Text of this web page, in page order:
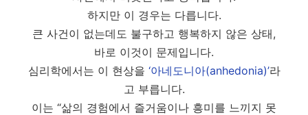
하지만 이 경우는 다릅니다.
큰 사건이 없는데도 불구하고 행복하지 않은 상태,
바로 이것이 문제입니다.
심리학에서는 이 현상을 ‘아네도니아(anhedonia)’라
고 부릅니다.
이는 “삶의 경험에서 즐거움이나 흥미를 느끼지 못